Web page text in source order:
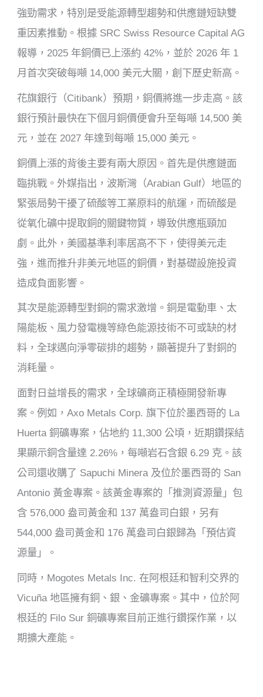
強勁需求，特別是受能源轉型趨勢和供應鏈短缺雙
重因素推動。根據 SRC Swiss Resource Capital AG
報導，2025 年銅價已上漲約 42%，並於 2026 年 1
月首次突破每噸 14,000 美元大關，創下歷史新高。
花旗銀行（Citibank）預期，銅價將進一步走高。該
銀行預計最快在下個月銅價便會升至每噸 14,500 美
元，並在 2027 年達到每噸 15,000 美元。
銅價上漲的背後主要有兩大原因。首先是供應鏈面
臨挑戰。外媒指出，波斯灣（Arabian Gulf）地區的
緊張局勢干擾了硫酸等工業原料的航運，而硫酸是
從氧化礦中提取銅的關鍵物質，導致供應瓶頸加
劇。此外，美國基準利率居高不下，使得美元走
強，進而推升非美元地區的銅價，對基礎設施投資
造成負面影響。
其次是能源轉型對銅的需求激增。銅是電動車、太
陽能板、風力發電機等綠色能源技術不可或缺的材
料，全球邁向淨零碳排的趨勢，顯著提升了對銅的
消耗量。
面對日益增長的需求，全球礦商正積極開發新專
案。例如，Axo Metals Corp. 旗下位於墨西哥的 La
Huerta 銅礦專案，佔地約 11,300 公頃，近期鑽探結
果顯示銅含量達 2.26%，每噸岩石含銀 6.29 克。該
公司還收購了 Sapuchi Minera 及位於墨西哥的 San
Antonio 黃金專案。該黃金專案的「推測資源量」包
含 576,000 盎司黃金和 137 萬盎司白銀，另有
544,000 盎司黃金和 176 萬盎司白銀歸為「預估資
源量」。
同時，Mogotes Metals Inc. 在阿根廷和智利交界的
Vicuña 地區擁有銅、銀、金礦專案。其中，位於阿
根廷的 Filo Sur 銅礦專案目前正進行鑽探作業，以
期擴大產能。